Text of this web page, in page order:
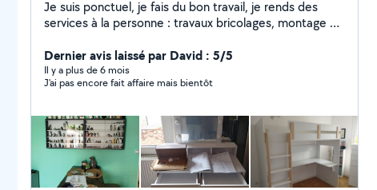
Je suis ponctuel, je fais du bon travail, je rends des
services à la personne : travaux bricolages, montage de
plusieurs années d'expériences.J'ai travaillé pour une
grande entreprise en tant que bricoleur spécialisé dans
le bricolage et les Petits Travaux avec des bonnes
Dernier avis laissé par David : 5/5
Il y a plus de 6 mois
J'ai pas encore fait affaire mais bientôt